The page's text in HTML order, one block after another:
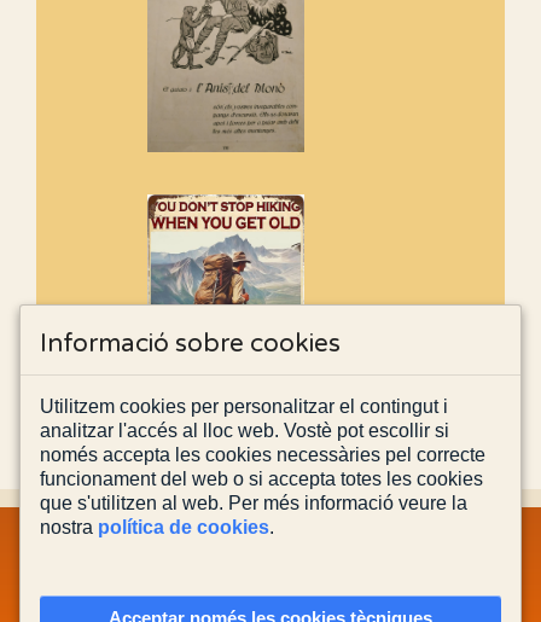
POLÍTICA DE COOKIES
CONTACTA'NS
Informació sobre cookies
Utilitzem cookies per personalitzar el contingut i
analitzar l'accés al lloc web. Vostè pot escollir si
només accepta les cookies necessàries pel correcte
funcionament del web o si accepta totes les cookies
que s'utilitzen al web. Per més informació veure la
nostra política de cookies.
Acceptar només les cookies tècniques